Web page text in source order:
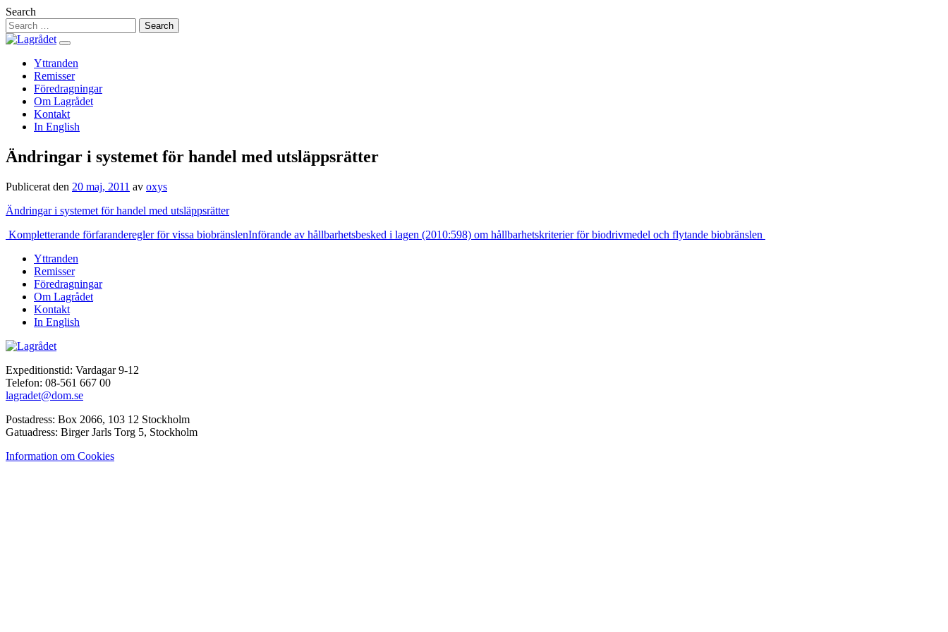
Hoppa
till
innehåll
Search
Yttranden
Remisser
Föredragningar
Om Lagrådet
Kontakt
In English
Ändringar i systemet för handel med utsläppsrätter
Publicerat den 20 maj, 2011 av oxys
Ändringar i systemet för handel med utsläppsrätter
Inläggsnavigering
Kompletterande förfaranderegler för vissa biobränslenInförande av hållbarhetsbesked i lagen (2010:598) om hållbarhetskriterier för biodrivmedel och flytande biobränslen
Yttranden
Remisser
Föredragningar
Om Lagrådet
Kontakt
In English
Expeditionstid: Vardagar 9-12
Telefon: 08-561 667 00
lagradet@dom.se
Postadress: Box 2066, 103 12 Stockholm
Gatuadress: Birger Jarls Torg 5, Stockholm
Information om Cookies